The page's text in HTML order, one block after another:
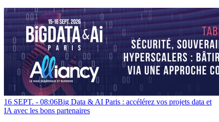
16 SEPT. - 08:06Big Data & AI Paris : accélérez vos projets data et
IA avec les bons partenaires